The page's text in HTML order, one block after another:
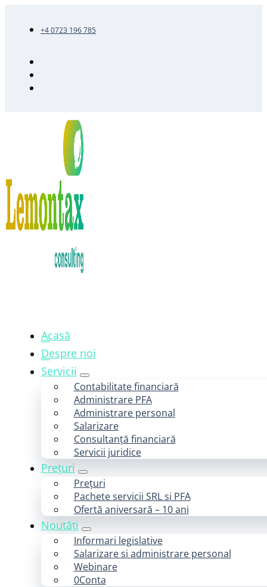
+4 0723 196 785
Acasă
Despre noi
Servicii
Contabilitate financiară
Administrare PFA
Administrare personal
Salarizare
Consultanță financiară
Servicii juridice
Prețuri
Prețuri
Pachete servicii SRL si PFA
Ofertă aniversară – 10 ani
Noutăți
Informari legislative
Salarizare si administrare personal
Webinare
0Conta